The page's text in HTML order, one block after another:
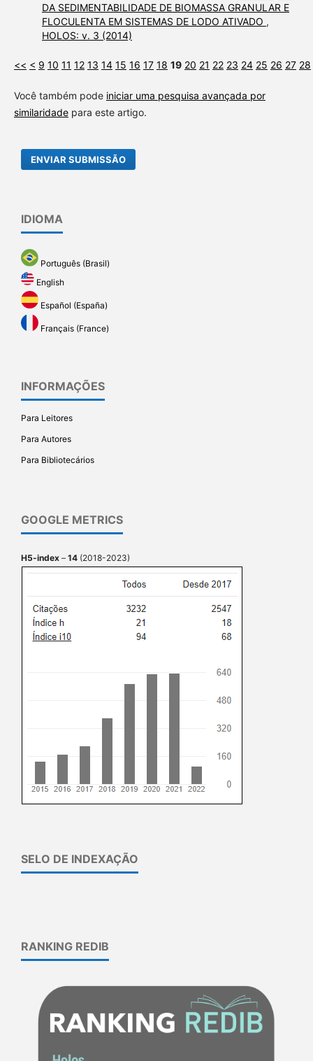
DA SEDIMENTABILIDADE DE BIOMASSA GRANULAR E
FLOCULENTA EM SISTEMAS DE LODO ATIVADO ,
HOLOS: v. 3 (2014)
<< < 9 10 11 12 13 14 15 16 17 18 19 20 21 22 23 24 25 26 27 28
Você também pode iniciar uma pesquisa avançada por
similaridadepara este artigo.
ENVIAR SUBMISSÃO
IDIOMA
Português (Brasil)
English
Español (España)
Français (France)
INFORMAÇÕES
Para Leitores
Para Autores
Para Bibliotecários
GOOGLE METRICS
H5-index – 14 (2018-2023)
SELO DE INDEXAÇÃO
RANKING REDIB